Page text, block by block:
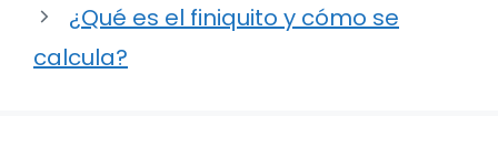
¿Qué es el finiquito y cómo se
calcula?